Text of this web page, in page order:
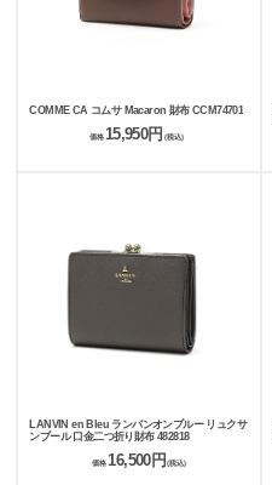
COMME CA コムサ Macaron 財布 CCM74701
価格15,950円 (税込)
LANVIN en Bleu ランバンオンブルー リュクサ
ンブール 口金二つ折り財布 482818
価格 16,500円(税込)